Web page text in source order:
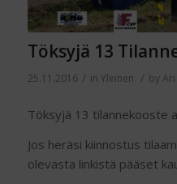
Töksyjä 13
25.11.2016 / in Yleinen / by
Töksyjä 13 tilannekooste
Jos heräsi kiinnostus
olevasta linkistä pääset